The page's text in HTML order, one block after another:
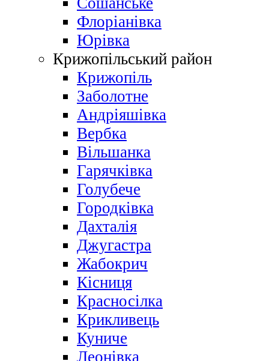
Флоріанівка
Юрівка
Крижопільський район
Крижопіль
Заболотне
Андріяшівка
Вербка
Вільшанка
Гарячківка
Голубече
Городківка
Дахталія
Джугастра
Жабокрич
Кісниця
Красносілка
Крикливець
Куниче
Леонівка